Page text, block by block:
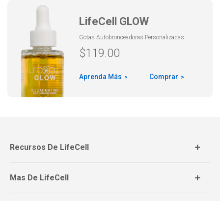
LifeCell GLOW
Gotas Autobronceadoras Personalizadas
$119.00
Aprenda Más Comprar
Recursos De LifeCell
Mas De LifeCell